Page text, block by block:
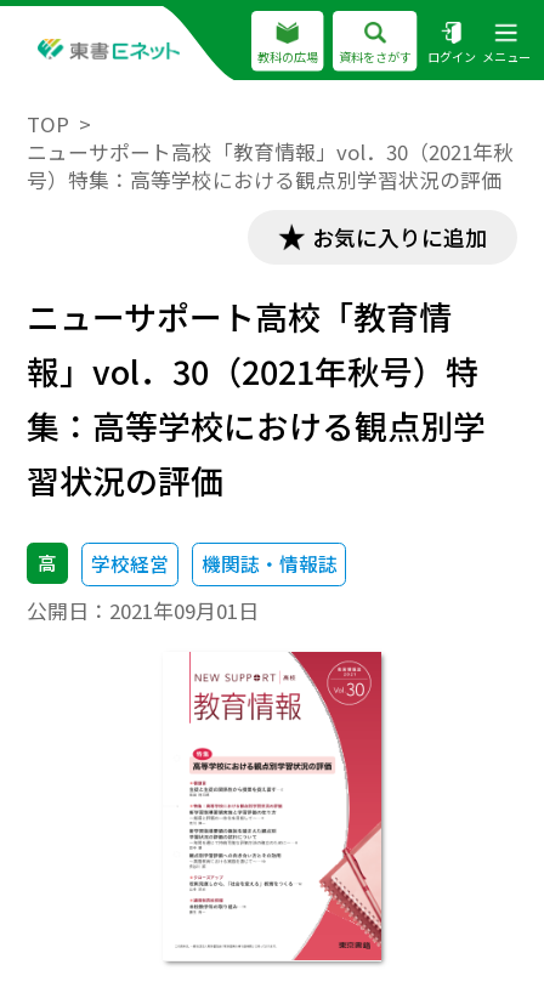
教科の広場 資料をさがす ログイン メニュー
TOP
ニューサポート高校「教育情報」vol．30（2021年秋
号）特集：高等学校における観点別学習状況の評価
お気に入りに追加
ニューサポート高校「教育情
報」vol．30（2021年秋号）特
集：高等学校における観点別学
習状況の評価
高 学校経営 機関誌・情報誌
公開日： 2021年09月01日